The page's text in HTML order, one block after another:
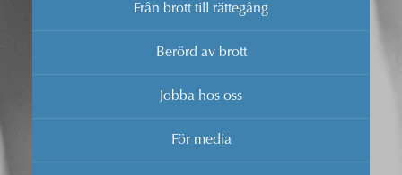
Från brott till rättegång
Berörd av brott
Jobba hos oss
För media